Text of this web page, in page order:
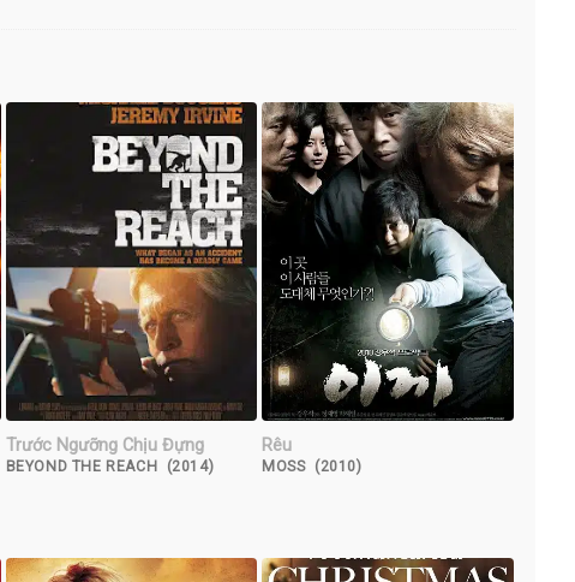
Trước Ngưỡng Chịu Đựng
BEYOND THE REACH (2014)
Rêu
MOSS (2010)